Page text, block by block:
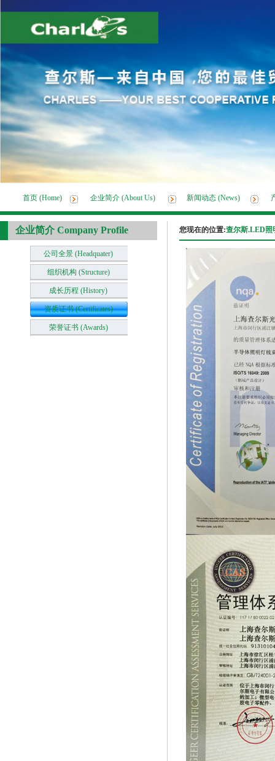
首页 (Home) 企业简介 (About Us) 新闻动态 (News)
企业简介 Company Profile 您现在的位置:查尔斯.LED照
公司全景 (Headquater)
组织机构 (Structure)
成长历程 (History)
资质证书 (Certificates)
荣誉证书 (Awards)